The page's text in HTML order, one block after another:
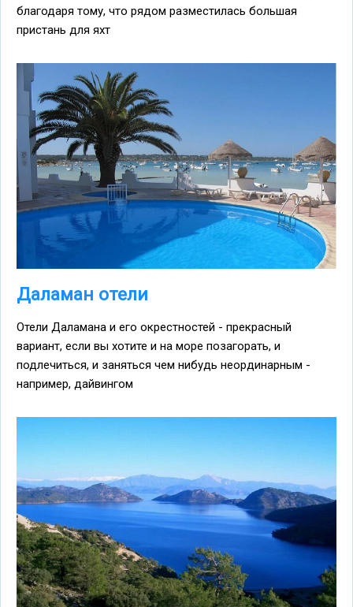
благодаря тому, что рядом разместилась большая
пристань для яхт
Даламан отели
Отели Даламана и его окрестностей - прекрасный
вариант, если вы хотите и на море позагорать, и
подлечиться, и заняться чем нибудь неординарным -
например, дайвингом